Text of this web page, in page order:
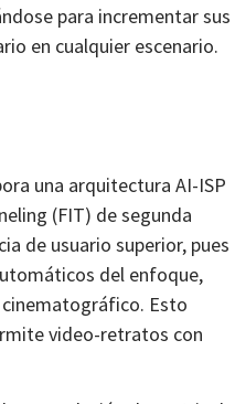
para incrementar sus
en cualquier escenario.
una arquitectura AI-ISP
(FIT) de segunda
de usuario superior, pues
del enfoque,
Esto
video-retratos con